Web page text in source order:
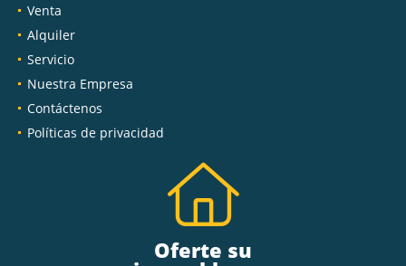
Venta
Alquiler
Servicio
Nuestra Empresa
Contáctenos
Políticas de privacidad
Oferte su